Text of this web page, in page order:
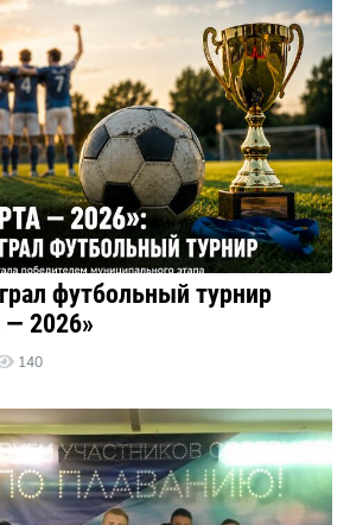
футбольный турнир
— 2026»
140